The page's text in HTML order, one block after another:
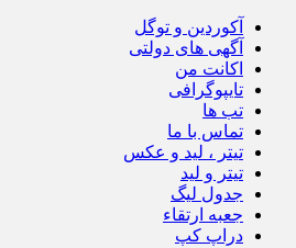
آکوردین و توگل
آگهی های دولتی
اکانت من
تایپوگرافی
تب ها
تماس با ما
تیتر ، لید و عکس
تیتر و لید
جدول لیگ
جعبه ارتقاء
دراپ کپ